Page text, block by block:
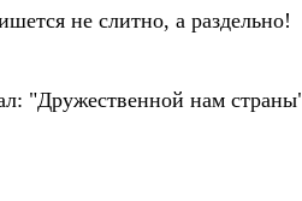
не слитно, а раздельно!
"Дружественной нам